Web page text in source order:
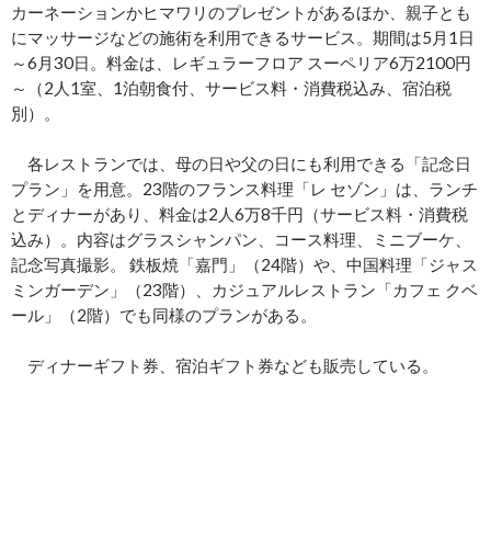
カーネーションかヒマワリのプレゼントがあるほか、親子とも
にマッサージなどの施術を利用できるサービス。期間は5月1日
～6月30日。料金は、レギュラーフロア スーペリア6万2100円
～（2人1室、1泊朝食付、サービス料・消費税込み、宿泊税
別）。
各レストランでは、母の日や父の日にも利用できる「記念日
プラン」を用意。23階のフランス料理「レ セゾン」は、ランチ
とディナーがあり、料金は2人6万8千円（サービス料・消費税
込み）。内容はグラスシャンパン、コース料理、ミニブーケ、
記念写真撮影。 鉄板焼「嘉門」（24階）や、中国料理「ジャス
ミンガーデン」（23階）、カジュアルレストラン「カフェ クベ
ール」（2階）でも同様のプランがある。
ディナーギフト券、宿泊ギフト券なども販売している。